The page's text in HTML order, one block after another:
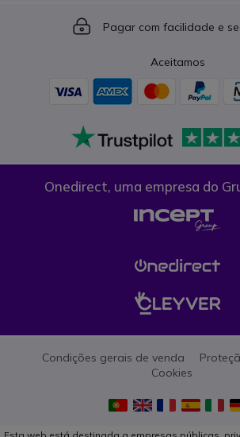
Icon
Pagar com facilidade e
Aceitamos
Onedirect, uma empresa do
Condições gerais de venda
Cookies